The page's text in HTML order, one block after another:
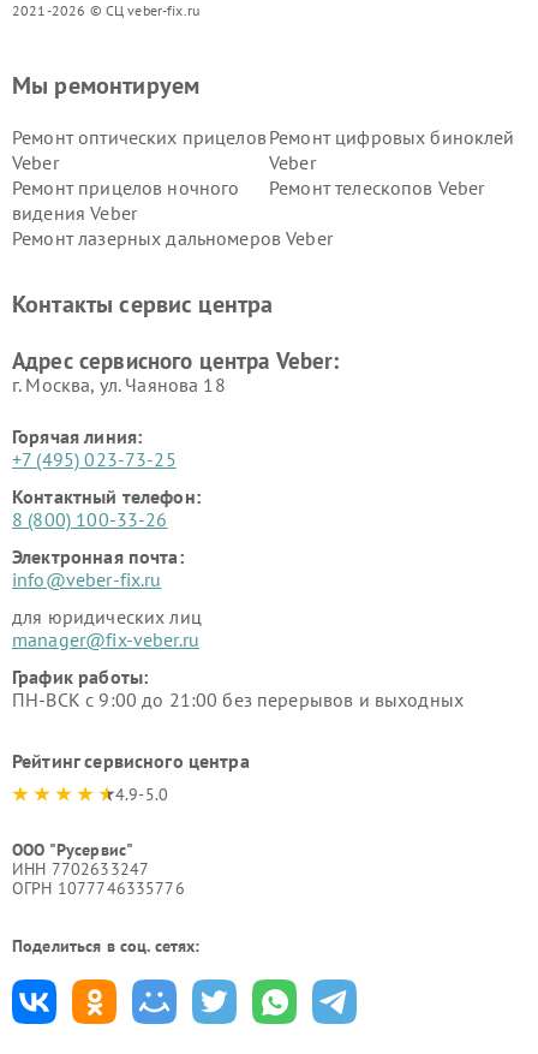
2021-2026 © СЦ veber-fix.ru
Мы ремонтируем
Ремонт оптических прицелов
Veber
Ремонт цифровых биноклей
Veber
Ремонт прицелов ночного
видения Veber
Ремонт телескопов Veber
Ремонт лазерных дальномеров Veber
Контакты сервис центра
Адрес сервисного центра Veber:
г. Москва, ул. Чаянова 18
Горячая линия:
+7 (495) 023-73-25
Контактный телефон:
8 (800) 100-33-26
Электронная почта:
info@veber-fix.ru
для юридических лиц
manager@fix-veber.ru
График работы:
ПН-ВСК с 9:00 до 21:00 без перерывов и выходных
Рейтинг сервисного центра
4.9-5.0
ООО "Русервис"
ИНН 7702633247
ОГРН 1077746335776
Поделиться в соц. сетях: